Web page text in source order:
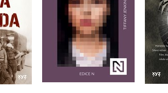
Kč
Do košíku
449 Kč
359 Kč